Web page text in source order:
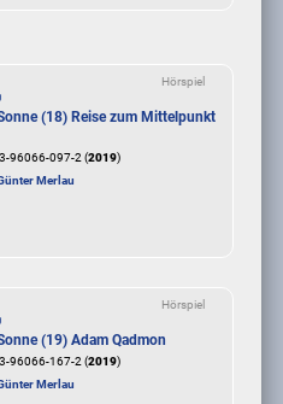
Hörspiel
(18) Reise zum Mittelpunkt
96066-097-2 (2019)
Merlau
Hörspiel
(19) Adam Qadmon
96066-167-2 (2019)
Merlau